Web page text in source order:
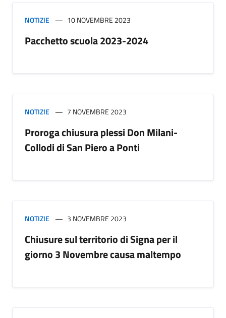
NOTIZIE 10 NOVEMBRE 2023
Pacchetto scuola 2023-2024
NOTIZIE 7 NOVEMBRE 2023
Proroga chiusura plessi Don Milani-
Collodi di San Piero a Ponti
NOTIZIE 3 NOVEMBRE 2023
Chiusure sul territorio di Signa per il
giorno 3 Novembre causa maltempo